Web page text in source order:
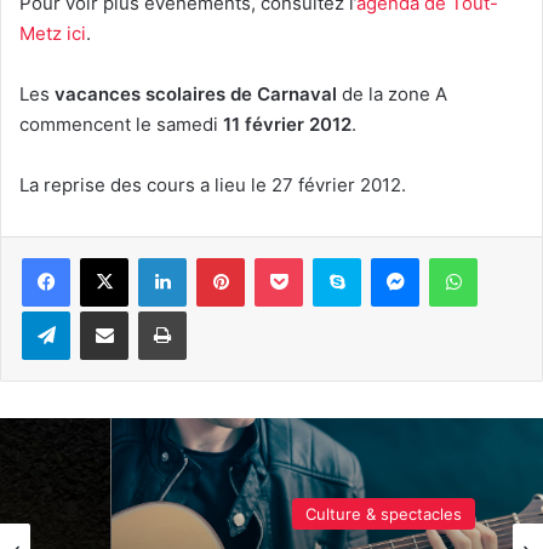
Metz ici.
Les vacances scolaires de Carnaval de la zone A
commencent le samedi 11 février 2012.
La reprise des cours a lieu le 27 février 2012.
LinkedinPinterestPocket Skype Messenger
TelegramPartager par e-mail Imprimer
Culture & spectacles